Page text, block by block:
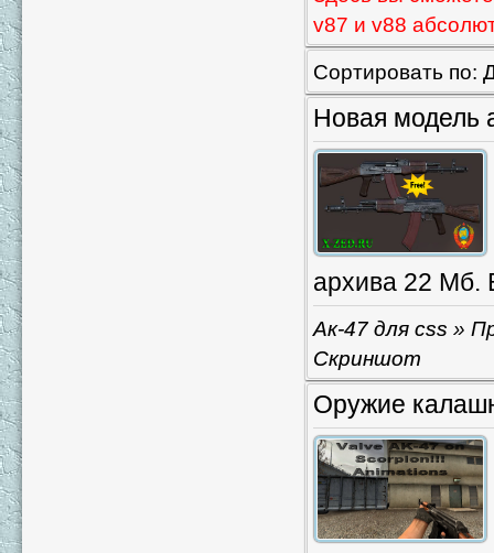
v87 и v88
Сортировать по:
Новая модель
архива 22 Мб.
Ак-47 для css »
Скриншот
Оружие